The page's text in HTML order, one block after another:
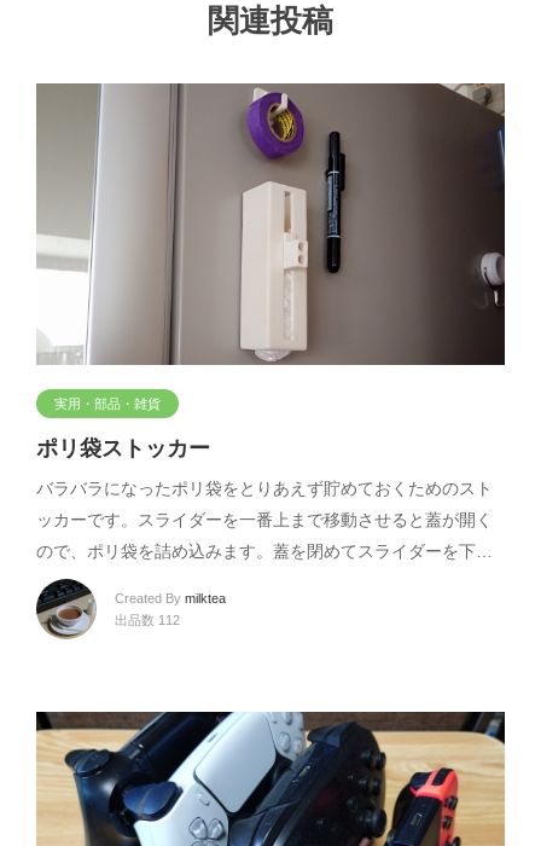
関連投稿
実用・部品・雑貨
ポリ袋ストッカー
バラバラになったポリ袋をとりあえず貯めておくためのスト
ッカーです。スライダーを一番上まで移動させると蓋が開く
ので、ポリ袋を詰め込みます。蓋を閉めてスライダーを下…
Created By milktea
出品数 112